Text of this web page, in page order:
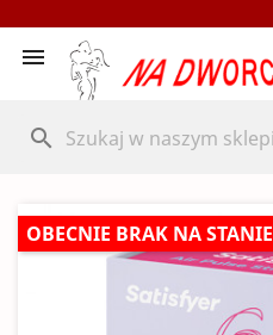

search
OBECNIE BRAK NA STANIE